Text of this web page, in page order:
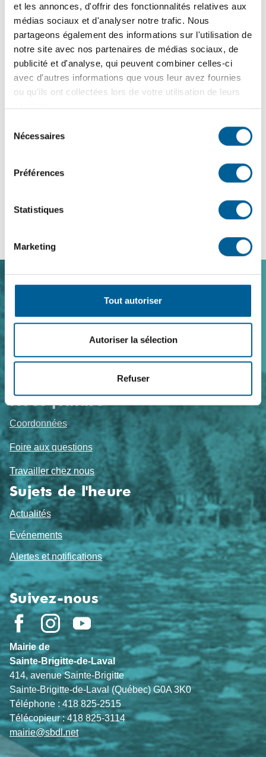
et les annonces, d'offrir des fonctionnalités relatives aux
médias sociaux et d'analyser notre trafic. Nous
partageons également des informations sur l'utilisation de
notre site avec nos partenaires de médias sociaux, de
publicité et d'analyse, qui peuvent combiner celles-ci
avec d'autres informations que vous leur avez fournies
ou qu'ils ont collectées lors de votre utilisation de leurs
services.
Nécessaires
Préférences
Statistiques
Marketing
Tout autoriser
Autoriser la sélection
Refuser
Ce dimanche 2 novembre, la Ville de Sainte-Brigitte-de-
Laval invite les jeunes à vivre l’expérience du vote lors
octobre 2025
La présidente d’élection de la Ville rappelle aux électrices
de
de
Nous joindre
Coordonnées
Foire aux questions
Travailler chez nous
Sujets de l'heure
Actualités
Événements
Alertes et notifications
Suivez-nous
Mairie de
Sainte-Brigitte-de-Laval
414, avenue Sainte-Brigitte
Sainte-Brigitte-de-Laval (Québec) G0A 3K0
Téléphone : 418 825-2515
Télécopieur : 418 825-3114
mairie@sbdl.net